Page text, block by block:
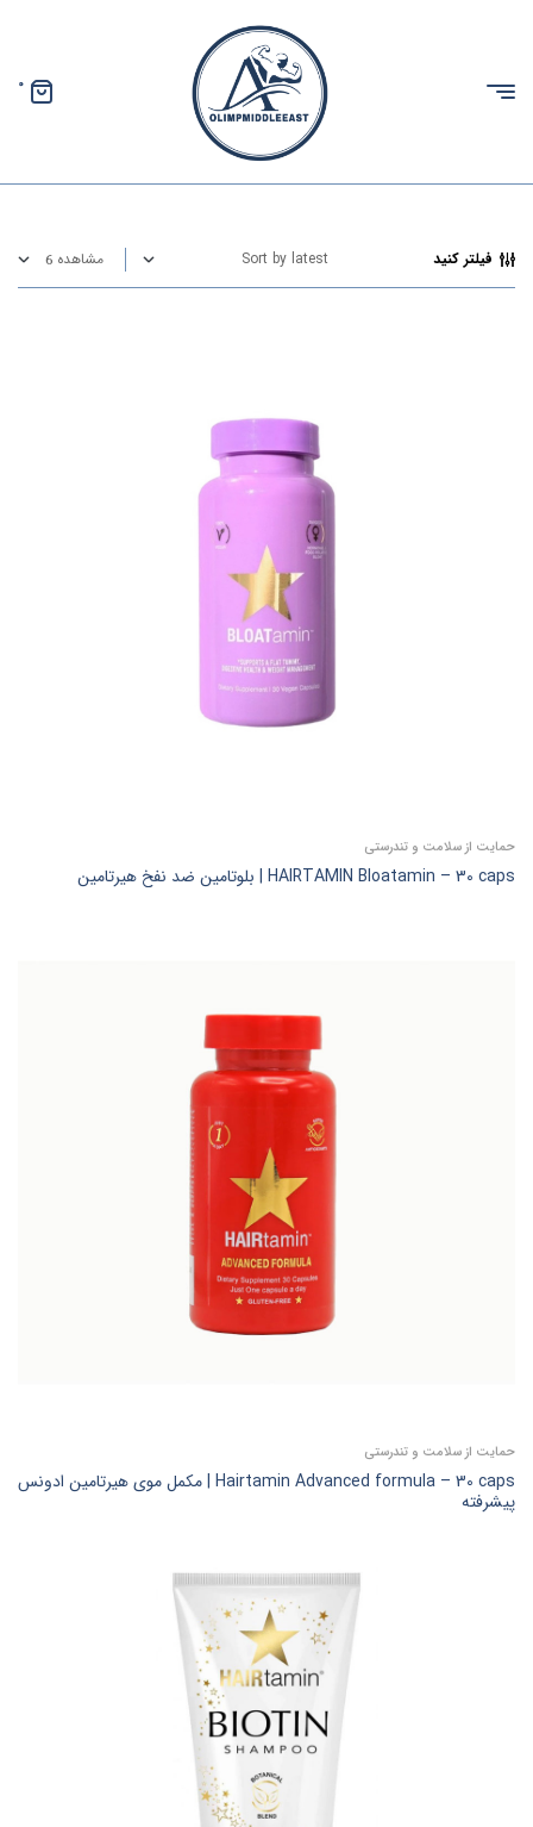
الیمپ
خاورمیانه
0
فیلتر کنید مشاهده
حمایت از سلامت و تندرستی
HAIRTAMIN Bloatamin – 30 caps | بلوتامین ضد نفخ هیرتامین
حمایت از سلامت و تندرستی
Hairtamin Advanced formula – 30 caps | مکمل موی هیرتامین ادونس
پیشرفته